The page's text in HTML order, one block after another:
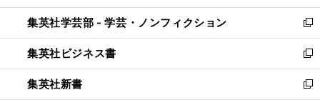
開
く
ウ
で
開
く
ン
ド
ウ
で
開
く
ウ
ィ
ン
ド
ウ
で
集英社学芸部 - 学芸・ノンフィクション
新
し
い
ウ
ィ
集英社ビジネス書
新
し
い
集英社新書
新